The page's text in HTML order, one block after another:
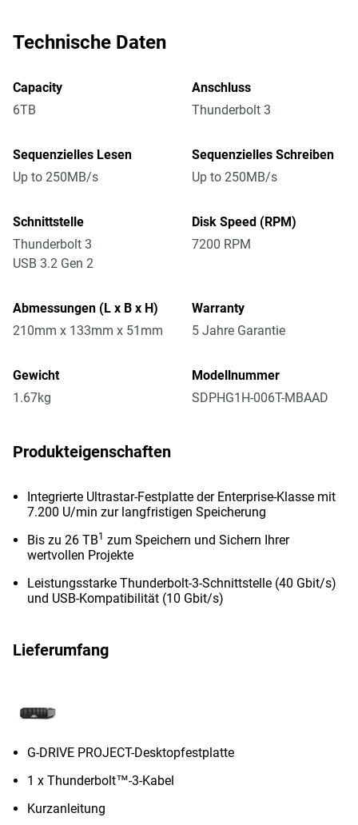
Technische Daten
Capacity
6TB
Anschluss
Thunderbolt 3
Sequenzielles Lesen
Up to 250MB/s
Sequenzielles Schreiben
Up to 250MB/s
Schnittstelle
Thunderbolt 3
USB 3.2 Gen 2
Disk Speed (RPM)
7200 RPM
Abmessungen (L x B x H)
210mm x 133mm x 51mm
Warranty
5 Jahre Garantie
Gewicht
1.67kg
Modellnummer
SDPHG1H-006T-MBAAD
Produkteigenschaften
Integrierte Ultrastar-Festplatte der Enterprise-Klasse mit
7.200 U/min zur langfristigen Speicherung
Bis zu 26 TB1 zum Speichern und Sichern Ihrer
wertvollen Projekte
Leistungsstarke Thunderbolt-3-Schnittstelle (40 Gbit/s)
und USB-Kompatibilität (10 Gbit/s)
Lieferumfang
G-DRIVE PROJECT-Desktopfestplatte
1 x Thunderbolt™-3-Kabel
Kurzanleitung